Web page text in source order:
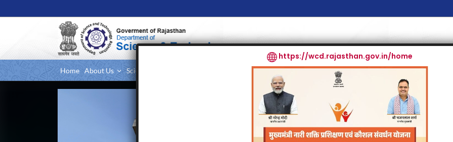
Home About Us Science & Research Innovation & IPR Science Communication Science &